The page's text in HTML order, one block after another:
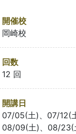
開催校
岡崎校
回数
12 回
開講日
07/05(土)、07/12(
08/09(土)、08/23(